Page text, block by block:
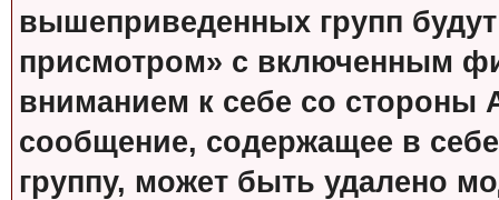
вышеприведенных групп
присмотром» с включенным
вниманием к себе со стороны
сообщение, содержащее в
группу, может быть удалено